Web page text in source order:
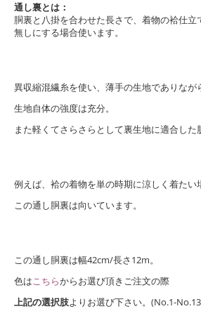
通し裏とは：
胴裏と八掛を合わせた長さで、着物の袷仕立
無しにする場合使います。
異収縮混繊糸を使い、薄手の生地でありなが
生地自体の強度は充分。
また軽くてさらさらとして裏生地に適合した
例えば、袷の着物を単の時期に涼しく着たい
この通し胴裏は向いています。
この通し胴裏は幅42cm/長さ12m。
色はこちらからお選び頂きご注文の際
上記の選択肢よりお選び下さい。(No.1-